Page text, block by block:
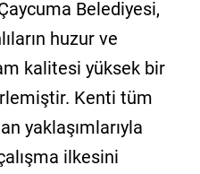
Belediyesi,
huzur ve
kalitesi yüksek bir
Kenti tüm
yaklaşımlarıyla
ilkesini